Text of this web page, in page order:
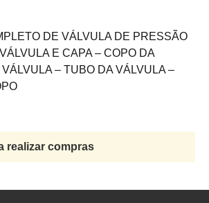
DE VÁLVULA DE PRESSÃO
E CAPA – COPO DA
– TUBO DA VÁLVULA –
realizar compras